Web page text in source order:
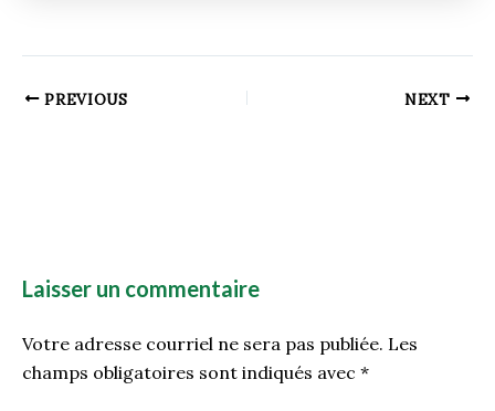
PREVIOUS NEXT
Laisser un commentaire
Votre adresse courriel ne sera pas publiée. Les
champs obligatoires sont indiqués avec *